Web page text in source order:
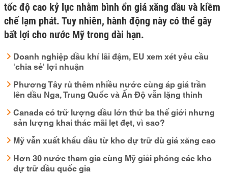
tốc độ cao kỷ lục nhằm bình ổn giá xăng dầu và kiềm
chế lạm phát. Tuy nhiên, hành động này có thể gây
bất lợi cho nước Mỹ trong dài hạn.
Doanh nghiệp dầu khí lãi đậm, EU xem xét yêu cầu
'chia sẻ' lợi nhuận
Phương Tây rủ thêm nhiều nước cùng áp giá trần
lên dầu Nga, Trung Quốc và Ấn Độ vẫn lặng thinh
Canada có trữ lượng dầu lớn thứ ba thế giới nhưng
sản lượng khai thác mãi lẹt đẹt, vì sao?
Mỹ vẫn xuất khẩu dầu từ kho dự trữ dù giá xăng cao
Hơn 30 nước tham gia cùng Mỹ giải phóng các kho
dự trữ dầu quốc gia